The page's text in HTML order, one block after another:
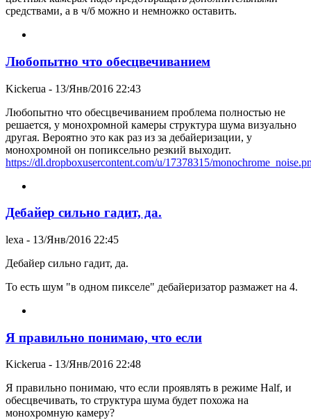
средствами, а в ч/б можно и немножко оставить.
Любопытно что обесцвечиванием
Kickerua - 13/Янв/2016 22:43
Любопытно что обесцвечиванием проблема полностью не
решается, у монохромной камеры структура шума визуально
другая. Вероятно это как раз из за дебайеризации, у
монохромной он попиксельно резкий выходит.
https://dl.dropboxusercontent.com/u/17378315/
Дебайер сильно гадит, да.
lexa - 13/Янв/2016 22:45
Дебайер сильно гадит, да.
То есть шум "в одном пикселе" дебайеризатор размажет на 4.
Я правильно понимаю, что если
Kickerua - 13/Янв/2016 22:48
Я правильно понимаю, что если проявлять в режиме Half, и
обесцвечивать, то структура шума будет похожа на
монохромную камеру?